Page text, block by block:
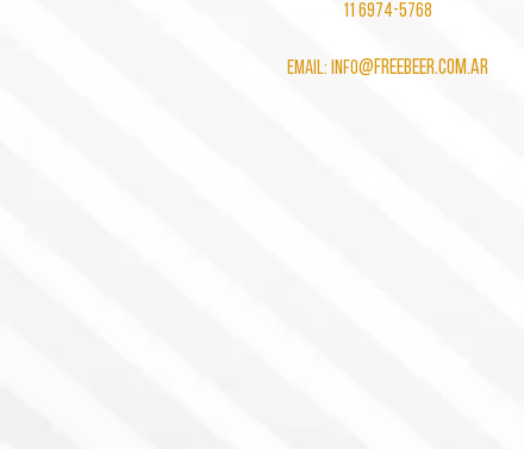
11 6974-5768
Email: info@freebeer.com.ar